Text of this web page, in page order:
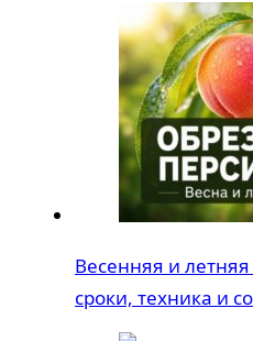
Весенняя и
сроки, техника и